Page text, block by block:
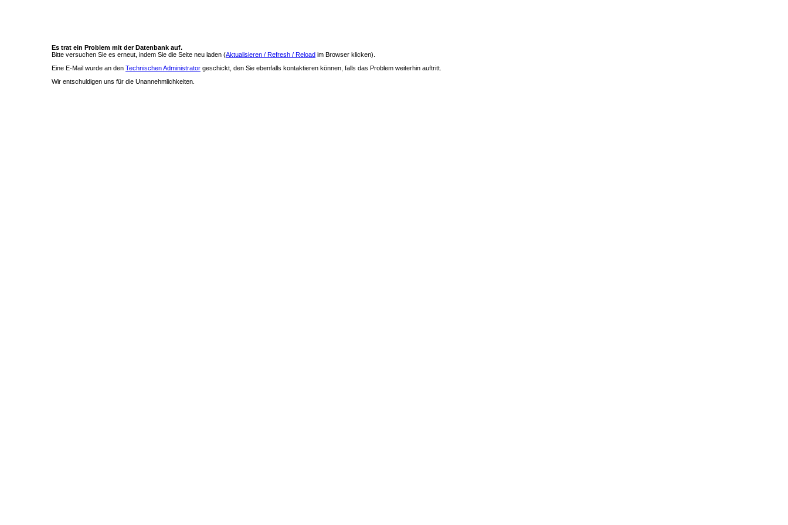
Es trat ein Problem mit der Datenbank auf.
Bitte versuchen Sie es erneut, indem Sie die Seite neu laden (Aktualisieren / Refresh / Reload im Browser klicken).
Eine E-Mail wurde an den Technischen Administrator geschickt, den Sie ebenfalls kontaktieren können, falls das Problem weiterhin auftritt.
Wir entschuldigen uns für die Unannehmlichkeiten.